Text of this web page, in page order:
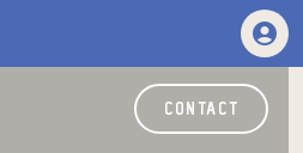
contact